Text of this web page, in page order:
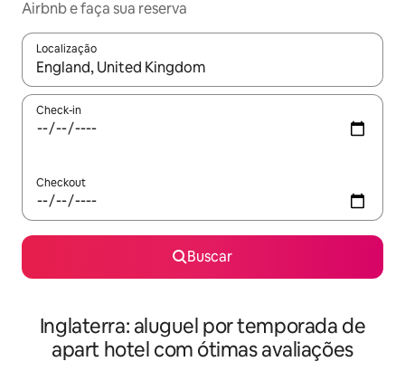
Airbnb e faça sua reserva
Localização
Quando os resultados estiverem disponíveis, explore-os
Check-in
Checkout
Buscar
Inglaterra: aluguel por temporada de
apart hotel com ótimas avaliações